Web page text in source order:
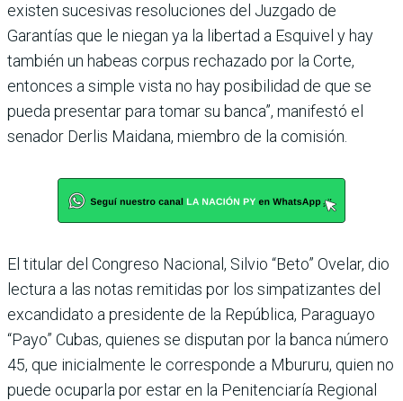
existen sucesivas resoluciones del Juzgado de
Garantías que le niegan ya la libertad a Esquivel y hay
también un habeas corpus rechazado por la Corte,
entonces a simple vista no hay posibilidad de que se
pueda presentar para tomar su banca”, manifestó el
senador Derlis Maidana, miembro de la comisión.
El titular del Congreso Nacional, Silvio “Beto” Ovelar, dio
lectura a las notas remitidas por los simpatizantes del
excandidato a presidente de la República, Paraguayo
“Payo” Cubas, quienes se disputan por la banca número
45, que inicialmente le corresponde a Mbururu, quien no
puede ocuparla por estar en la Penitenciaría Regional